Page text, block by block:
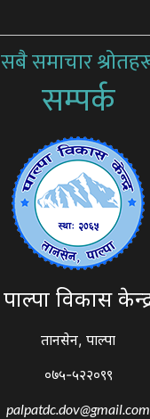
सबै समाचार
सम्पर्क
पाल्पा विकास
तानसेन, पाल्पा
०७५-५२२०९९
palpatdc.dov@gmail.com